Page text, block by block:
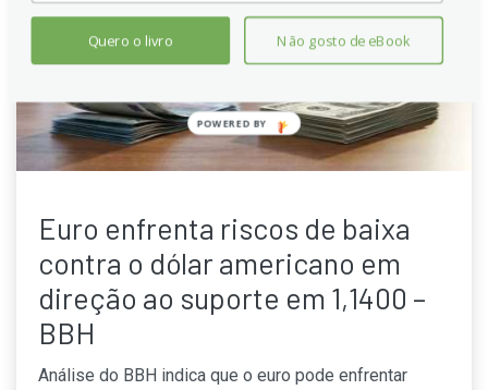
Euro enfrenta riscos de baixa
contra o dólar americano em
direção ao suporte em 1,1400 –
BBH
Análise do BBH indica que o euro pode enfrentar
Quero o livro Não gosto de eBook
POWERED